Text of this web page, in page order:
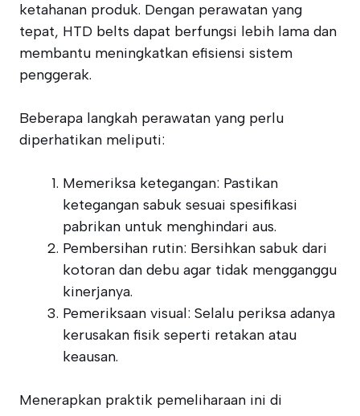
ketahanan produk. Dengan perawatan yang
tepat, HTD belts dapat berfungsi lebih lama dan
membantu meningkatkan efisiensi sistem
penggerak.
Beberapa langkah perawatan yang perlu
diperhatikan meliputi:
Memeriksa ketegangan: Pastikan
ketegangan sabuk sesuai spesifikasi
pabrikan untuk menghindari aus.
Pembersihan rutin: Bersihkan sabuk dari
kotoran dan debu agar tidak mengganggu
kinerjanya.
Pemeriksaan visual: Selalu periksa adanya
kerusakan fisik seperti retakan atau
keausan.
Menerapkan praktik pemeliharaan ini di